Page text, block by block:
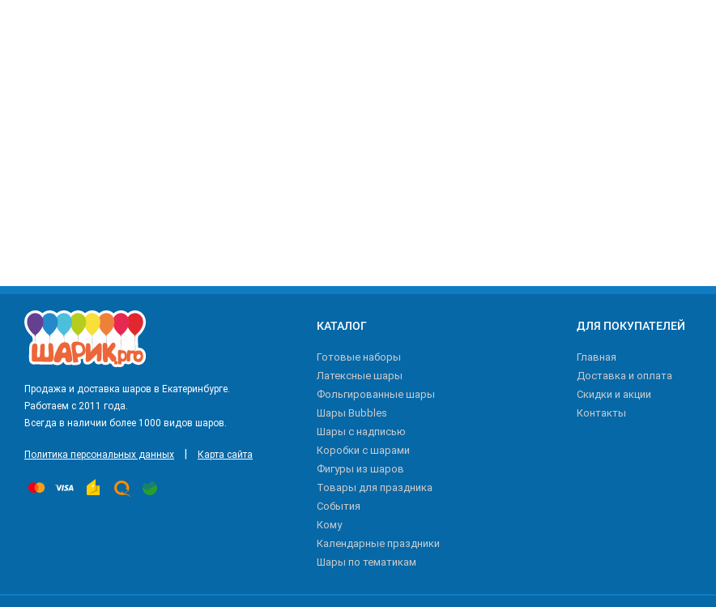
Продажа и доставка шаров в Екатеринбурге.
Работаем с 2011 года.
Всегда в наличии более 1000 видов шаров.
Политика персональных данных Карта сайта
КАТАЛОГ
Готовые наборы
Латексные шары
Фольгированные шары
Шары Bubbles
Шары с надписью
Коробки с шарами
Фигуры из шаров
Товары для праздника
События
Кому
Календарные праздники
Шары по тематикам
ДЛЯ ПОКУПАТЕЛЕЙ
Главная
Доставка и оплата
Скидки и акции
Контакты